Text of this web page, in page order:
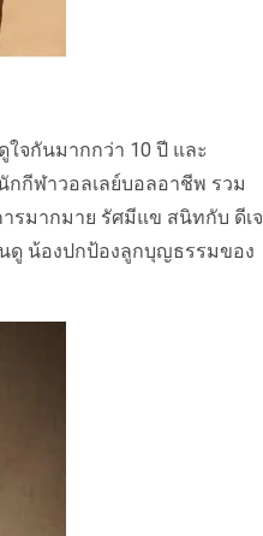
ใจกันมากกว่า 10 ปี และ
กีฬาวอลเลย์บอลอาชีพ รวม
ารมากมาย รัศมีแข สนิทกับ ดีเจ
ดู น้องปกป้องลูกบุญธรรมของ